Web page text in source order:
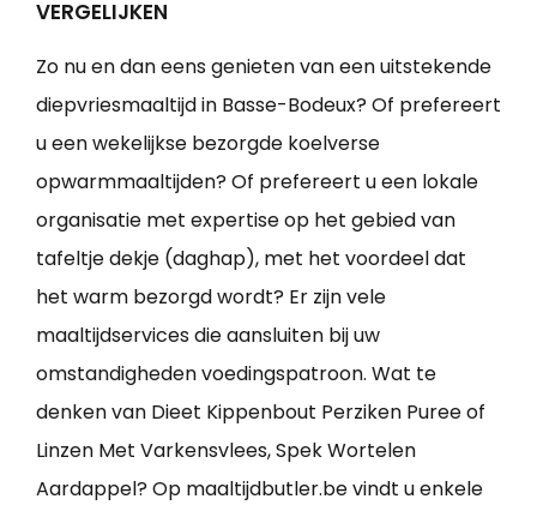
VERGELIJKEN
Zo nu en dan eens genieten van een uitstekende
diepvriesmaaltijd in Basse-Bodeux? Of prefereert
u een wekelijkse bezorgde koelverse
opwarmmaaltijden? Of prefereert u een lokale
organisatie met expertise op het gebied van
tafeltje dekje (daghap), met het voordeel dat
het warm bezorgd wordt? Er zijn vele
maaltijdservices die aansluiten bij uw
omstandigheden voedingspatroon. Wat te
denken van Dieet Kippenbout Perziken Puree of
Linzen Met Varkensvlees, Spek Wortelen
Aardappel? Op maaltijdbutler.be vindt u enkele